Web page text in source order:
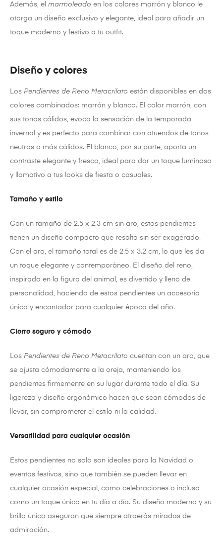
Además, el marmoleado en los colores marrón y blanco le
otorga un diseño exclusivo y elegante, ideal para añadir un
toque moderno y festivo a tu outfit.
Diseño y colores
Los Pendientes de Reno Metacrilato están disponibles en dos
colores combinados: marrón y blanco. El color marrón, con
sus tonos cálidos, evoca la sensación de la temporada
invernal y es perfecto para combinar con atuendos de tonos
neutros o más cálidos. El blanco, por su parte, aporta un
contraste elegante y fresco, ideal para dar un toque luminoso
y llamativo a tus looks de fiesta o casuales.
Tamaño y estilo
Con un tamaño de 2.5 x 2.3 cm sin aro, estos pendientes
tienen un diseño compacto que resalta sin ser exagerado.
Con el aro, el tamaño total es de 2.5 x 3.2 cm, lo que les da
un toque elegante y contemporáneo. El diseño del reno,
inspirado en la figura del animal, es divertido y lleno de
personalidad, haciendo de estos pendientes un accesorio
único y encantador para cualquier época del año.
Cierre seguro y cómodo
Los Pendientes de Reno Metacrilato cuentan con un aro, que
se ajusta cómodamente a la oreja, manteniendo los
pendientes firmemente en su lugar durante todo el día. Su
ligereza y diseño ergonómico hacen que sean cómodos de
llevar, sin comprometer el estilo ni la calidad.
Versatilidad para cualquier ocasión
Estos pendientes no solo son ideales para la Navidad o
eventos festivos, sino que también se pueden llevar en
cualquier ocasión especial, como celebraciones o incluso
como un toque único en tu día a día. Su diseño moderno y su
brillo único aseguran que siempre atraerás miradas de
admiración.